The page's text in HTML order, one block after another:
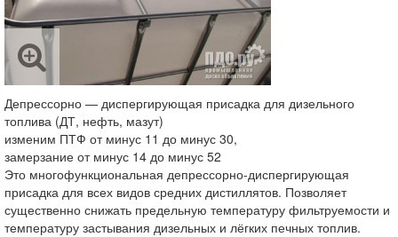
Депрессорно — диспергирующая присадка для дизельного
топлива (ДТ, нефть, мазут)
изменим ПТФ от минус 11 до минус 30,
замерзание от минус 14 до минус 52
Это многофункциональная депрессорно-диспергирующая
присадка для всех видов средних дистиллятов. Позволяет
существенно снижать предельную температуру фильтруемости и
температуру застывания дизельных и лёгких печных топлив.